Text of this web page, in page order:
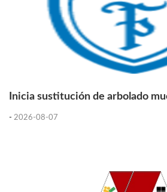
Inicia sustitución de arbolado
- 2026-08-07